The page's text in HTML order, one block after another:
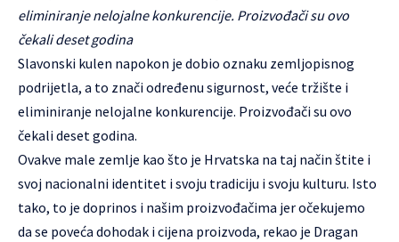
eliminiranje nelojalne konkurencije. Proizvođači su ovo
čekali deset godina
Slavonski kulen napokon je dobio oznaku zemljopisnog
podrijetla, a to znači određenu sigurnost, veće tržište i
eliminiranje nelojalne konkurencije. Proizvođači su ovo
čekali deset godina.
Ovakve male zemlje kao što je Hrvatska na taj način štite i
svoj nacionalni identitet i svoju tradiciju i svoju kulturu. Isto
tako, to je doprinos i našim proizvođačima jer očekujemo
da se poveća dohodak i cijena proizvoda, rekao je Dragan